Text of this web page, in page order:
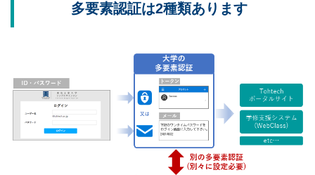
多要素認証は2種類あります